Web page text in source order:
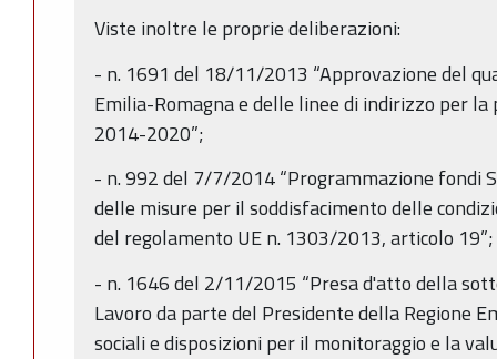
Viste inoltre le proprie deliberazioni:
- n. 1691 del 18/11/2013 “Approvazione del
Emilia-Romagna e delle linee di indirizzo per
2014-2020”;
- n. 992 del 7/7/2014 “Programmazione fondi
delle misure per il soddisfacimento delle
del regolamento UE n. 1303/2013, articolo 19”;
- n. 1646 del 2/11/2015 “Presa d'atto della
Lavoro da parte del Presidente della Regione
sociali e disposizioni per il monitoraggio e la